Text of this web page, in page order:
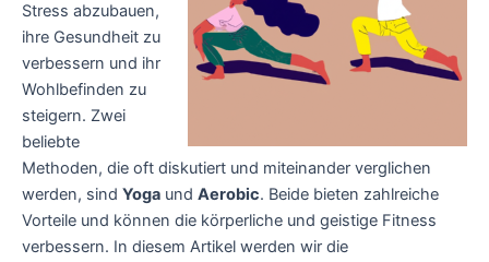
Stress abzubauen,
ihre Gesundheit zu
verbessern und ihr
Wohlbefinden zu
steigern. Zwei
beliebte
Methoden, die oft diskutiert und miteinander verglichen
werden, sind Yoga und Aerobic. Beide bieten zahlreiche
Vorteile und können die körperliche und geistige Fitness
verbessern. In diesem Artikel werden wir die